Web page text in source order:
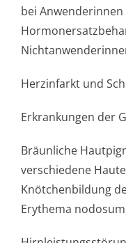
bei
Herzinfarkt und
Erkrankungen der
Bräunliche
verschiedene
Knötchenbildung
Erythema